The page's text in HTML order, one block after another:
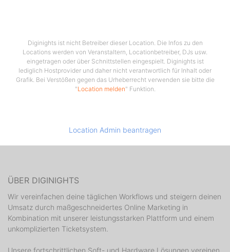
Diginights ist nicht Betreiber dieser Location. Die Infos zu den
Locations werden von Veranstaltern, Locationbetreiber, DJs usw.
eingetragen oder über Schnittstellen eingespielt. Diginights ist
lediglich Hostprovider und daher nicht verantwortlich für Inhalt oder
Grafik. Bei Verstößen gegen das Urheberrecht verwenden sie bitte die
"Location melden" Funktion.
Location Admin beantragen
ÜBER DIGINIGHTS
Wir vereinfachen deine täglichen Workflows und steigern deinen
Umsatz durch maßgeschneidertes Online Marketing in
Kombination mit unserer leistungsstarken Plattform und einem
unkomplizierten Ticketsystem.
Unsere fortschrittlichen Soft- und Hardware Lösungen vereinen